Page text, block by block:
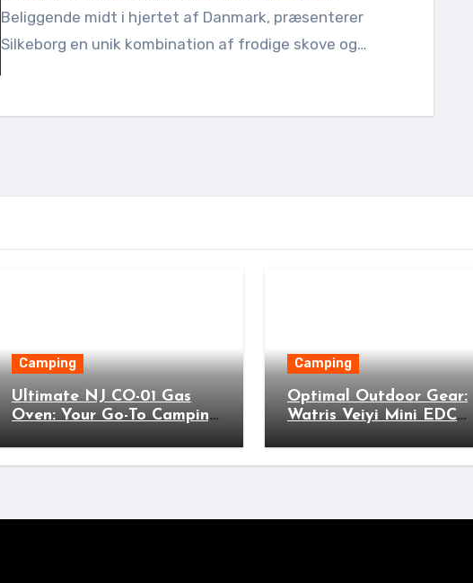
Beliggende midt i hjertet af Danmark, præsenterer
Silkeborg en unik kombination af frodige skove og…
Camping
Ultimate NJ CO-01 Gas
Oven: Your Go-To Camping
Cooking!
Camping
Optimal Outdoor Gear:
Watris Veiyi Mini EDC